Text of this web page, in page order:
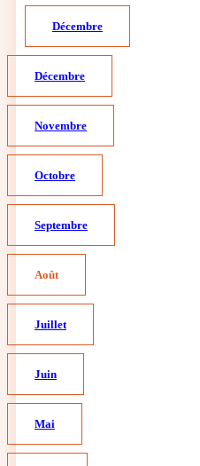
Décembre
Décembre
Novembre
Octobre
Septembre
Août
Juillet
Juin
Mai